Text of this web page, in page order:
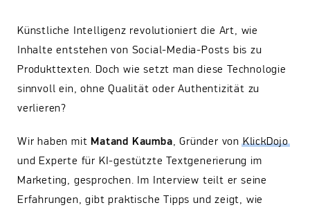
Künstliche Intelligenz revolutioniert die Art, wie
Inhalte entstehen von Social-Media-Posts bis zu
Produkttexten. Doch wie setzt man diese Technologie
sinnvoll ein, ohne Qualität oder Authentizität zu
verlieren?
Wir haben mit Matand Kaumba, Gründer vonKlickDojo
und Experte für KI-gestützte Textgenerierung im
Marketing, gesprochen. Im Interview teilt er seine
Erfahrungen, gibt praktische Tipps und zeigt, wie